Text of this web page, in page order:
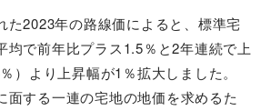
た2023年の路線価によると、標準宅
均で前年比プラス1.5％と2年連続で上
）より上昇幅が1％拡大しました。
する一連の宅地の地価を求めるた